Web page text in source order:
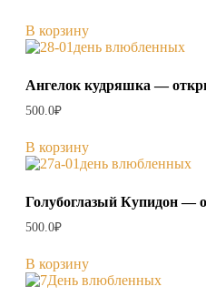
В корзину
Ангелок кудряшка —
500.0₽
В корзину
Голубоглазый Купидон —
500.0₽
В корзину